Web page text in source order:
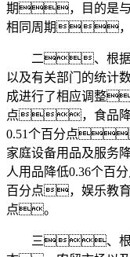
期，目的是与
相同周期，
二、根据
以及有关部门的统计
成进行了相应调整
点，食品降
0.51个百分点
家庭设备用品及服务
人用品降低0.36个
百分点，娱乐教育
点。
三、根据